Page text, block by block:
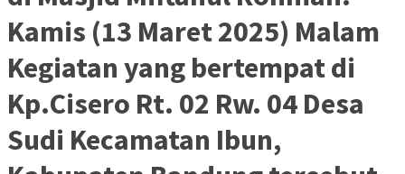
Kamis (13 Maret 2025) Malam
Kegiatan yang bertempat di
Kp.Cisero Rt. 02 Rw. 04 Desa
Sudi Kecamatan Ibun,